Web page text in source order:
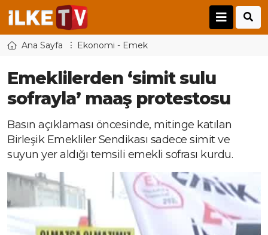
Ana Sayfa Ekonomi - Emek
Emeklilerden ‘simit sulu
sofrayla’ maaş protestosu
Basın açıklaması öncesinde, mitinge katılan
Birleşik Emekliler Sendikası sadece simit ve
suyun yer aldığı temsili emekli sofrası kurdu.